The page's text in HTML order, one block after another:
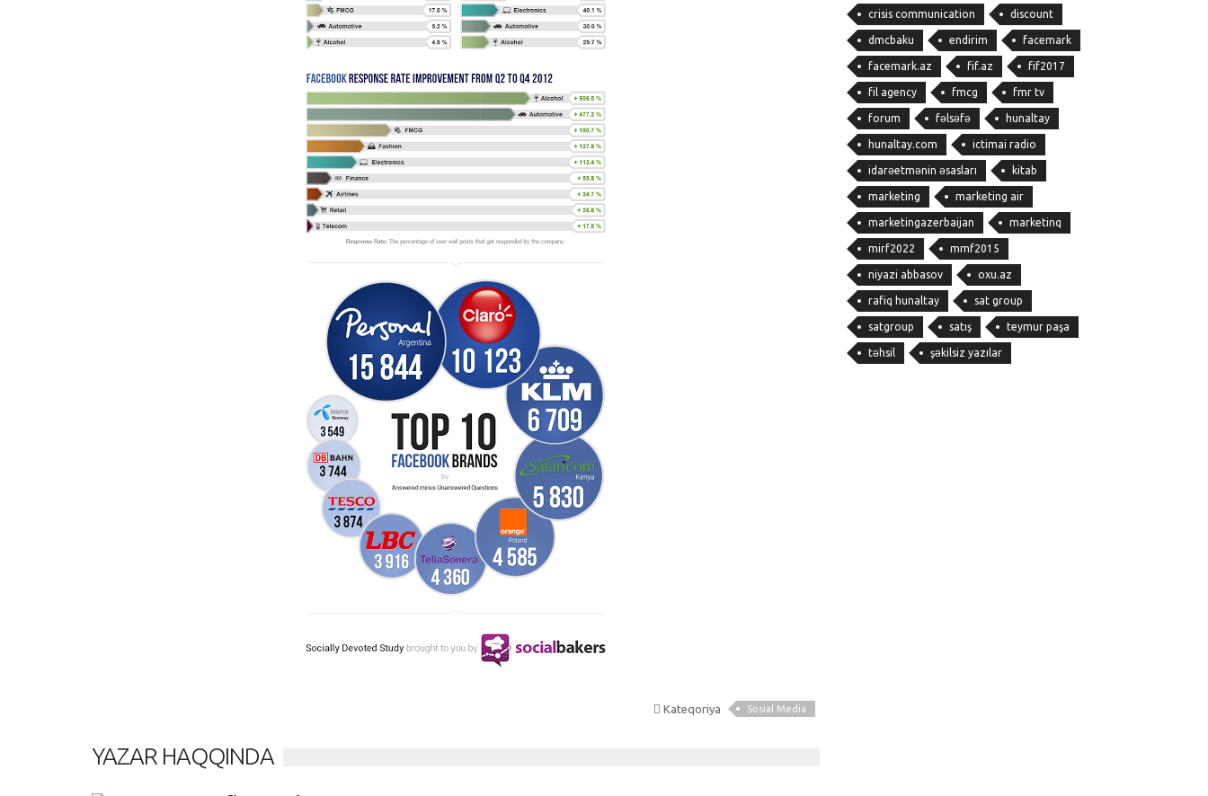
Kateqoriya Sosial Media
YAZAR HAQQINDA
crisis communication discount
dmcbaku endirim facemark
facemark.az fif.az fif2017
fil agency fmcg fmr tv
forum fəlsəfə hunaltay
hunaltay.com ictimai radio
idarəetmənin əsasları kitab
marketing marketing air
marketingazerbaijan marketinq
mirf2022 mmf2015
niyazi abbasov oxu.az
rafiq hunaltay sat group
satgroup satış teymur paşa
təhsil şəkilsiz yazılar